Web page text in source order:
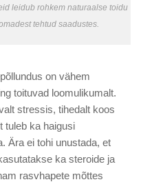
leidub rohkem naturaalse toidu
tehtud saadustes.
on vähem
toituvad loomulikumalt.
stressis, tihedalt koos
tuleb ka haigusi
Ära ei tohi unustada, et
ka steroide ja
rasvhapete mõttes